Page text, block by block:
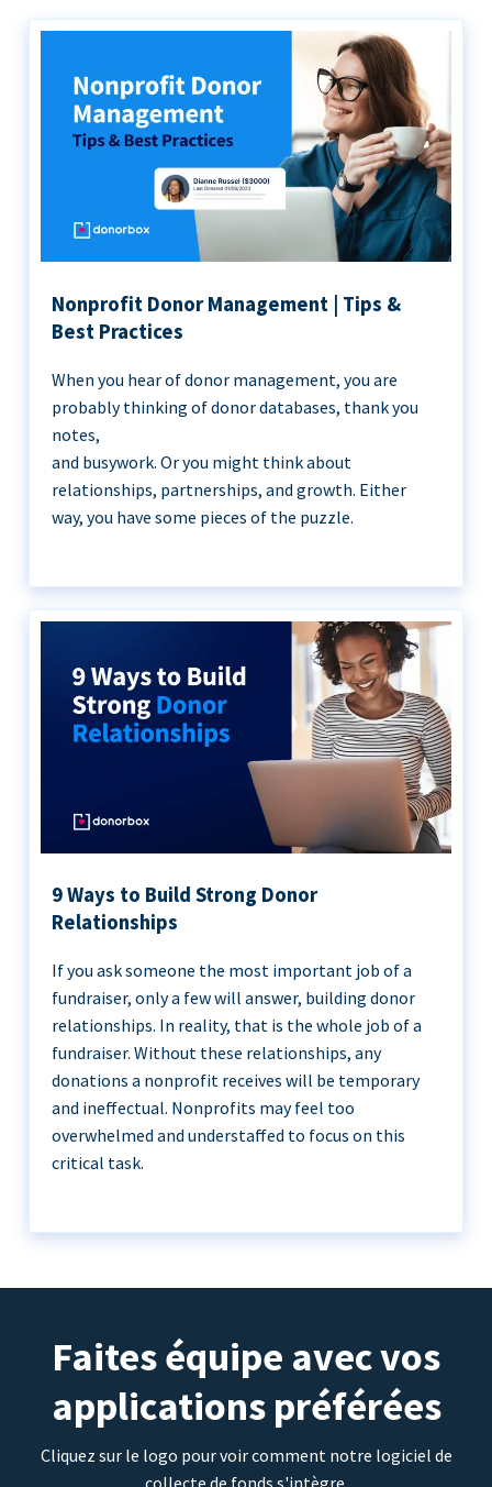
Nonprofit Donor Management | Tips &
Best Practices
When you hear of donor management, you are
probably thinking of donor databases, thank you
notes,
and busywork. Or you might think about
relationships, partnerships, and growth. Either
way, you have some pieces of the puzzle.
9 Ways to Build Strong Donor
Relationships
If you ask someone the most important job of a
fundraiser, only a few will answer, building donor
relationships. In reality, that is the whole job of a
fundraiser. Without these relationships, any
donations a nonprofit receives will be temporary
and ineffectual. Nonprofits may feel too
overwhelmed and understaffed to focus on this
critical task.
Faites équipe avec vos
applications préférées
Cliquez sur le logo pour voir comment notre logiciel de
collecte de fonds s'intègre.